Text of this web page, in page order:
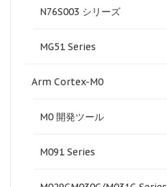
N76S003 シリーズ
MG51 Series
Arm Cortex-M0
M0 開発ツール
M091 Series